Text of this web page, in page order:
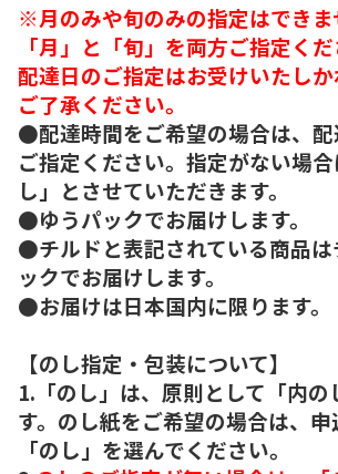
※月のみや旬のみの指定はできま
「月」と「旬」を両方ご指定くだ
配達日のご指定はお受けいたしか
ご了承ください。
●配達時間をご希望の場合は、配
ご指定ください。指定がない場
し」とさせていただきます。
●ゆうパックでお届けします。
●チルドと表記されている商品
ックでお届けします。
●お届けは日本国内に限ります。
【のし指定・包装について】
1.「のし」は、原則として「内の
す。のし紙をご希望の場合は、
「のし」を選んでください。